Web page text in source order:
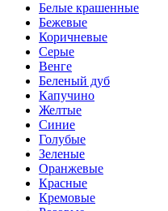
Белые крашенные
Бежевые
Коричневые
Серые
Венге
Беленый дуб
Капучино
Желтые
Синие
Голубые
Зеленые
Оранжевые
Красные
Кремовые